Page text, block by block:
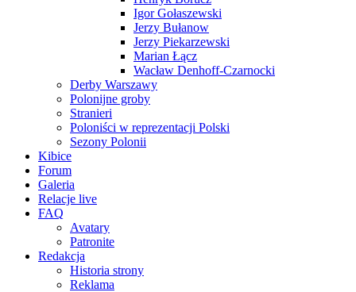
Igor Gołaszewski
Jerzy Bułanow
Jerzy Piekarzewski
Marian Łącz
Wacław Denhoff-Czarnocki
Derby Warszawy
Polonijne groby
Stranieri
Poloniści w reprezentacji Polski
Sezony Polonii
Kibice
Forum
Galeria
Relacje live
FAQ
Avatary
Patronite
Redakcja
Historia strony
Reklama